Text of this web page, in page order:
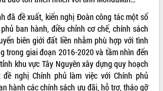
thích
khẩu
đột
trong
đổi số
đã đề xuất, kiến nghị Đoàn công tác một số
ban hành, điều chỉnh cơ chế, chính sách
biên giới đất liền nhằm phù hợp với tình
trong giai đoạn 2016-2020 và tầm nhìn đến
khu vực Tây Nguyên xây dựng quy hoạch
nghị Chính phủ làm việc với Chính phủ
hành các chính sách ưu đãi, hỗ trợ, tháo gỡ